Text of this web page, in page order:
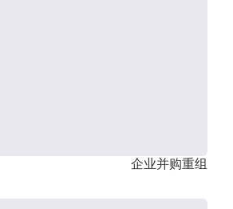
企业并购重组